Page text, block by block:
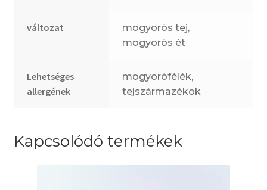
változat
mogyorós tej,
mogyorós ét
Lehetséges
allergének
mogyorófélék,
tejszármazékok
Kapcsolódó termékek